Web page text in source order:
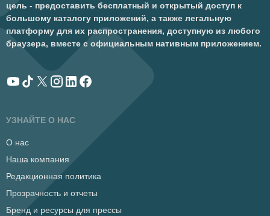
цель - предоставить бесплатный и открытый доступ к
большому каталогу приложений, а также легальную
платформу для их распространения, доступную из любого
браузера, вместе с официальным нативным приложением.
УЗНАЙТЕ О НАС
О нас
Наша компания
Редакционная политика
Прозрачность и отчеты
Бренд и ресурсы для прессы